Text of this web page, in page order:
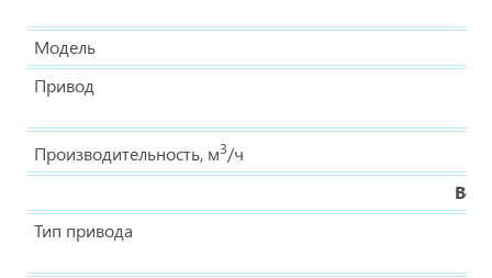
Модель
Привод
Производительность, м3/ч
Тип привода